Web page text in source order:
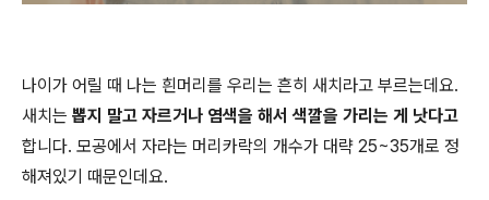
나이가 어릴 때 나는 흰머리를 우리는 흔히 새치라고 부르는데요.
새치는 뽑지 말고 자르거나 염색을 해서 색깔을 가리는 게 낫다고
합니다. 모공에서 자라는 머리카락의 개수가 대략 25~35개로 정
해져있기 때문인데요.